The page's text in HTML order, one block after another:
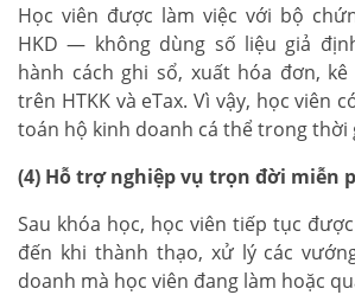
Học viên được làm việc với bộ
HKD — không dùng số liệu giả
hành cách ghi sổ, xuất hóa đơn,
trên HTKK và eTax. Vì vậy, học viên
toán hộ kinh doanh cá thể trong thời
(4) Hỗ trợ nghiệp vụ trọn đời miễn
Sau khóa học, học viên tiếp tục
đến khi thành thạo, xử lý các
doanh mà học viên đang làm hoặc